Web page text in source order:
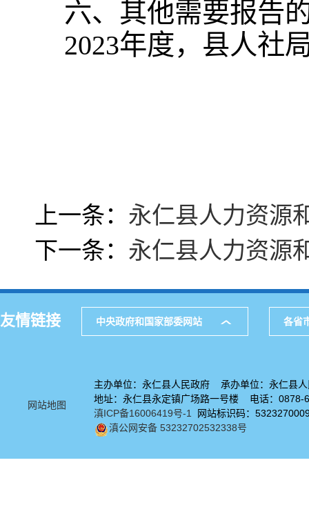
六、其他需要报告
2023年度，县人社
上一条： 永仁县人力资源
下一条： 永仁县人力资源
友情链接 中央政府和国家部委网站 各省
网站地图
主办单位：永仁县人民政府 承办单位：永仁县人
地址：永仁县永定镇广场路一号楼 电话：0878-
滇ICP备16006419号-1
网站标识码：
滇公网安备 53232702532338号